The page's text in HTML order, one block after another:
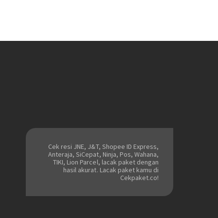
Cek resi JNE, J&T, Shopee ID Express,
Anteraja, SiCepat, Ninja, Pos, Wahana,
TIKI, Lion Parcel, lacak paket dengan
hasil akurat. Lacak paket kamu di
Cekpaket.co!